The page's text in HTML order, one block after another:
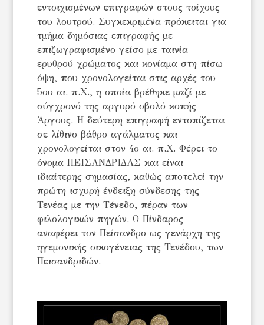
εντοιχισμένων επιγραφών στους τοίχους
του λουτρού. Συγκεκριμένα πρόκειται για
τμήμα δημόσιας επιγραφής με
επιζωγραφισμένο γείσο με ταινία
ερυθρού χρώματος και κονίαμα στη πίσω
όψη, που χρονολογείται στις αρχές του
5ου αι. π.Χ., η οποία βρέθηκε μαζί με
σύγχρονό της αργυρό οβολό κοπής
Άργους. Η δεύτερη επιγραφή εντοπίζεται
σε λίθινο βάθρο αγάλματος και
χρονολογείται στον 4ο αι. π.Χ. Φέρει το
όνομα ΠΕΙΣΑΝΔΡΙΔΑΣ και είναι
ιδιαίτερης σημασίας, καθώς αποτελεί την
πρώτη ισχυρή ένδειξη σύνδεσης της
Τενέας με την Τένεδο, πέραν των
φιλολογικών πηγών. Ο Πίνδαρος
αναφέρει τον Πείσανδρο ως γενάρχη της
ηγεμονικής οικογένειας της Τενέδου, των
Πεισανδριδών.